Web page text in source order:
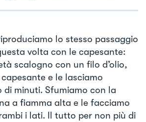
lo stesso passaggio
volta con le capesante:
scalogno con un filo d’olio,
e le lasciamo
di minuti. Sfumiamo con la
a fiamma alta e le facciamo
i lati. Il tutto per non più di